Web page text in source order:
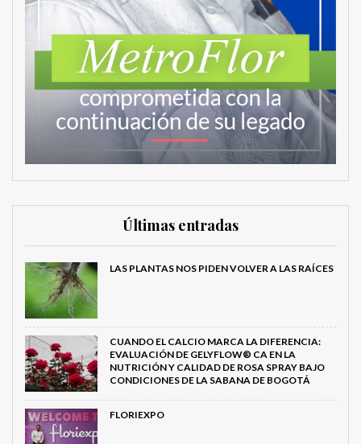
Últimas entradas
LAS PLANTAS NOS PIDEN VOLVER A LAS RAÍCES
CUANDO EL CALCIO MARCA LA DIFERENCIA:
EVALUACIÓN DE GELYFLOW® CA EN LA
NUTRICIÓN Y CALIDAD DE ROSA SPRAY BAJO
CONDICIONES DE LA SABANA DE BOGOTÁ
FLORIEXPO